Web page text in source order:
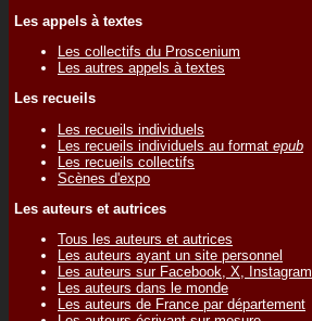
Les appels à textes
Les collectifs du Proscenium
Les autres appels à textes
Les recueils
Les recueils individuels
Les recueils individuels au format epub
Les recueils collectifs
Scènes d'expo
Les auteurs et autrices
Tous les auteurs et autrices
Les auteurs ayant un site personnel
Les auteurs sur Facebook, X, Instagram
Les auteurs dans le monde
Les auteurs de France par département